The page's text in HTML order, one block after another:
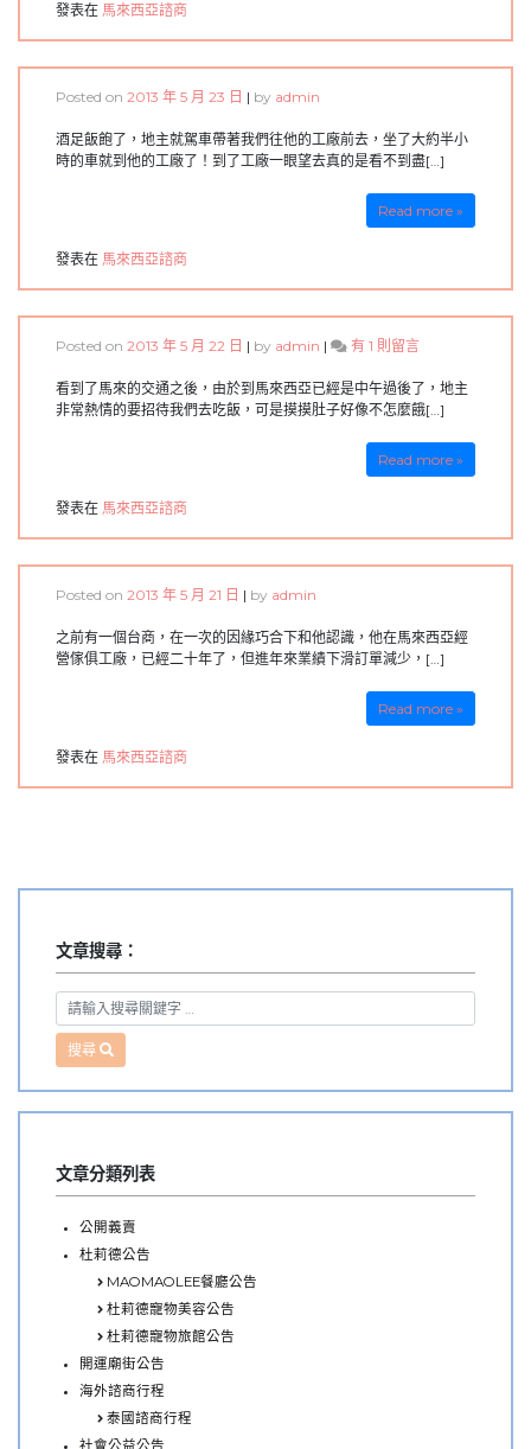
發表在 馬來西亞諮商
Posted on 2013 年 5 月 23 日 | by admin
酒足飯飽了，地主就駕車帶著我們往他的工廠前去，坐了大約半小
時的車就到他的工廠了！到了工廠一眼望去真的是看不到盡[…]
Read more »
發表在 馬來西亞諮商
Posted on 2013 年 5 月 22 日 | by admin |
在
來
西
來
中
有 1 則留言
看到了馬來的交通之後，由於到馬來西亞已經是中午過後了，地主
非常熱情的要招待我們去吃飯，可是摸摸肚子好像不怎麼餓[…]
Read more »
發表在 馬來西亞諮商
Posted on 2013 年 5 月 21 日 | by admin
之前有一個台商，在一次的因緣巧合下和他認識，他在馬來西亞經
營傢俱工廠，已經二十年了，但進年來業績下滑訂單減少，[…]
Read more »
發表在 馬來西亞諮商
文章搜尋：
搜尋
文章分類列表
公開義賣
杜莉德公告
MAOMAOLEE餐廳公告
杜莉德寵物美容公告
杜莉德寵物旅館公告
開運廟街公告
海外諮商行程
泰國諮商行程
社會公益公告